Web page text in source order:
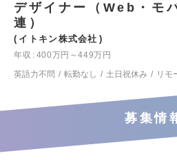
デザイナー（Web・モ
連）
イトキン株式会社
年収
400万円～449万円
英語力不問
転勤なし 土日祝休み リモ
募集情